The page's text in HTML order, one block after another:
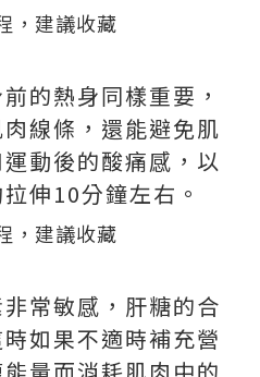
的熱身同樣重要，
線條，還能避免肌
動後的酸痛感，以
伸10分鐘左右。
常敏感，肝糖的合
如果不適時補充營